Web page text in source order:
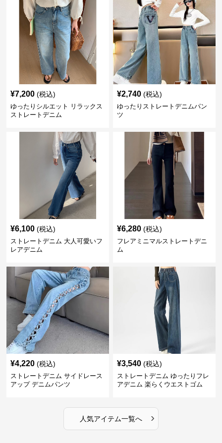
¥7,200 (税込)
ゆったりシルエット リラックス
ストレートデニム
¥2,740 (税込)
ゆったりストレートデニムパン
ツ
¥6,100 (税込)
ストレートデニム 大人可愛いフ
レアデニム
¥6,280 (税込)
フレアミニマルストレートデニ
ム
¥4,220 (税込)
ストレートデニム サイドレース
アップ デニムパンツ
¥3,540 (税込)
ストレートデニム ゆったりフレ
アデニム 楽らくウエストゴム
人気アイテム一覧へ ›